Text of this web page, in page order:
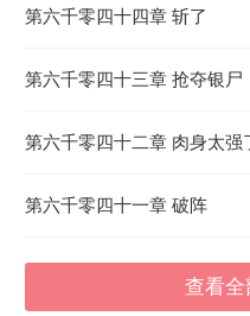
第六千零四十四章 斩了
第六千零四十三章 抢夺银尸
第六千零四十二章 肉身太强
第六千零四十一章 破阵
查看全